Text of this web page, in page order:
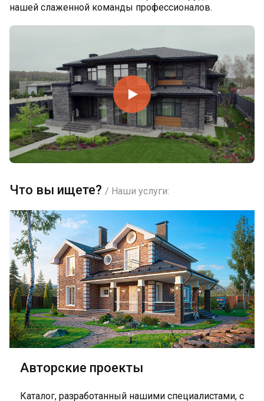
нашей слаженной команды профессионалов.
Что вы ищете? / Наши услуги:
Авторские проекты
Каталог, разработанный нашими специалистами, с